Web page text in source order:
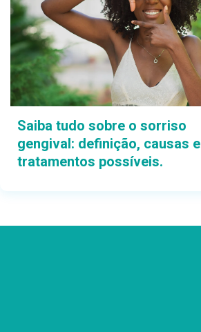
Saiba tudo sobre o sorriso
gengival: definição, causas e
tratamentos possíveis.